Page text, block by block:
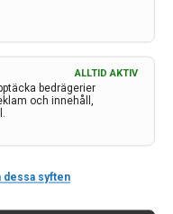
bedrägerier
och innehåll,
ALLTID AKTIV
dessa syften
inom
äldre…